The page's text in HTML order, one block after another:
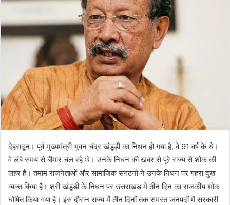
a
n
e
m
a
i
l
देहरादून। पूर्व मुख्यमंत्री भुवन चंद्र खंडूड़ी का निधन हो गया है, वे 91 वर्ष के थे।
वे लंबे समय से बीमार चल रहे थे। उनके निधन की खबर से पूरे राज्य से शोक की
लहर है। तमाम राजनेताओं और सामाजिक संगठनों ने उनके निधन पर गहरा दुख
व्यक्त किया है। श्री खंडूड़ी के निधन पर उत्तराखंड में तीन दिन का राजकीय शोक
घोषित किया गया है। इस दौरान राज्य में तीन दिनों तक समस्त जनपदों में सरकारी